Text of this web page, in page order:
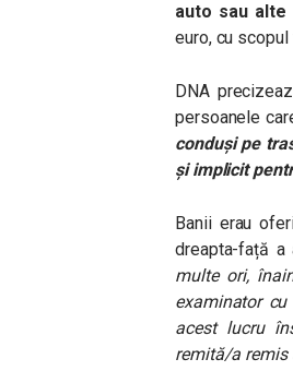
auto sau
euro, cu
DNA
persoanele
conduși pe
și implicit
Banii erau
dreapta-față a
multe ori,
examinator
acest lucru
remită/a remis